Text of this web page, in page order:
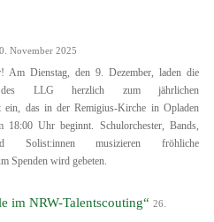
November 2025
Am Dienstag, den 9. Dezember, laden die
des LLG herzlich zum jährlichen
ein, das in der Remigius-Kirche in Opladen
18:00 Uhr beginnt. Schulorchester, Bands,
Solist:innen musizieren fröhliche
Spenden wird gebeten.
im NRW-Talentscouting“ 26.